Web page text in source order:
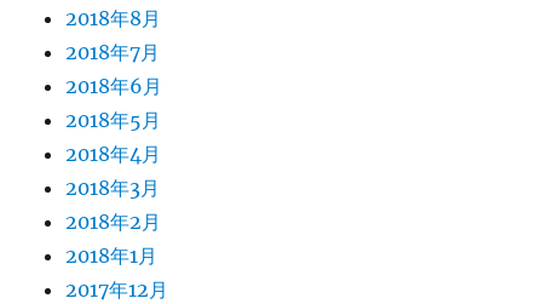
2018年8月
2018年7月
2018年6月
2018年5月
2018年4月
2018年3月
2018年2月
2018年1月
2017年12月